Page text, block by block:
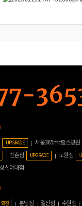
UPGRADE 서울365mc람스병원
신촌점 UPGRADE 노원점
성신여대점
확장 분당점 일산점 수원점